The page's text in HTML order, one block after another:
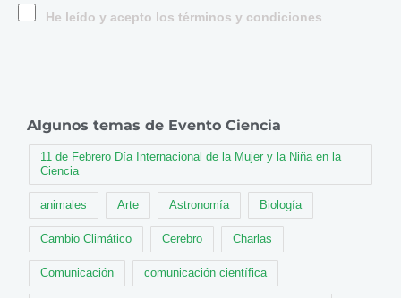
He leído y acepto los términos y condiciones
Algunos temas de Evento Ciencia
11 de Febrero Día Internacional de la Mujer y la Niña en la
Ciencia
animales Arte Astronomía Biología
Cambio Climático Cerebro Charlas
Comunicación comunicación científica